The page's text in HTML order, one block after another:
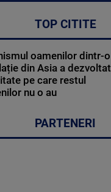
TOP CITITE
oamenilor dintr-o
din Asia a dezvoltat
pe care restul
nu o au
PARTENERI